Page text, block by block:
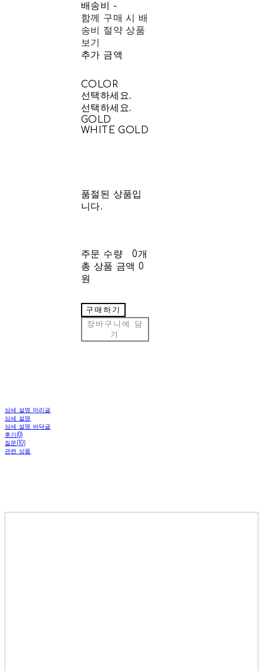
배송비 -
함께 구매 시 배
송비 절약 상품
보기
추가 금액
COLOR
선택하세요.
선택하세요.
GOLD
WHITE GOLD
품절된 상품입
니다.
주문 수량
0개
총 상품 금액 0
원
구매하기
장바구니에 담
기
상세 설명 머리글
상세 설명
상세 설명 바닥글
후기(0)
질문(10)
관련 상품